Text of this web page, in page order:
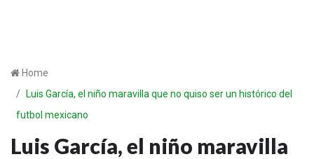
Home
Luis García, el niño maravilla que no quiso ser un histórico del
futbol mexicano
Luis García, el niño maravilla